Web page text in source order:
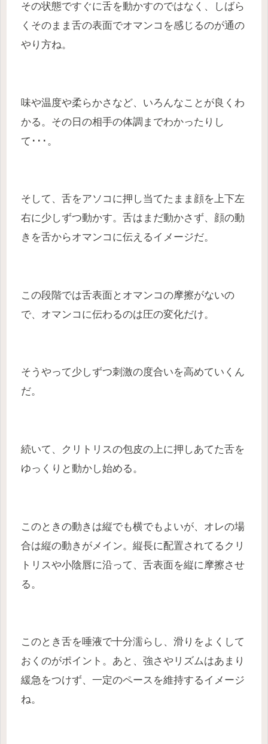
その状態ですぐに舌を動かすのではなく、しばら
くそのまま舌の表面でオマンコを感じるのが通の
やり方ね。
味や温度や柔らかさなど、いろんなことが良くわ
かる。その日の相手の体調までわかったりし
て･･･。
そして、舌をアソコに押し当てたまま顔を上下左
右に少しずつ動かす。舌はまだ動かさず、顔の動
きを舌からオマンコに伝えるイメージだ。
この段階では舌表面とオマンコの摩擦がないの
で、オマンコに伝わるのは圧の変化だけ。
そうやって少しずつ刺激の度合いを高めていくん
だ。
続いて、クリトリスの包皮の上に押しあてた舌を
ゆっくりと動かし始める。
このときの動きは縦でも横でもよいが、オレの場
合は縦の動きがメイン。縦長に配置されてるクリ
トリスや小陰唇に沿って、舌表面を縦に摩擦させ
る。
このとき舌を唾液で十分濡らし、滑りをよくして
おくのがポイント。あと、強さやリズムはあまり
緩急をつけず、一定のペースを維持するイメージ
ね。